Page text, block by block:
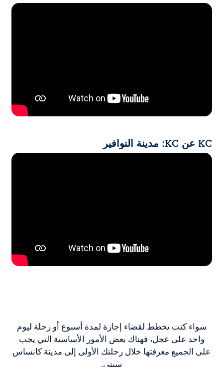
KC عن KC: مدينة النوافير
سواء كنت تخطط لقضاء إجازة لمدة أسبوع أو رحلة ليوم
واحد على عجل، فهناك بعض الأمور الأساسية التي يجب
على الجميع معرفتها خلال رحلتك الأولى إلى مدينة كانساس
سيتي.